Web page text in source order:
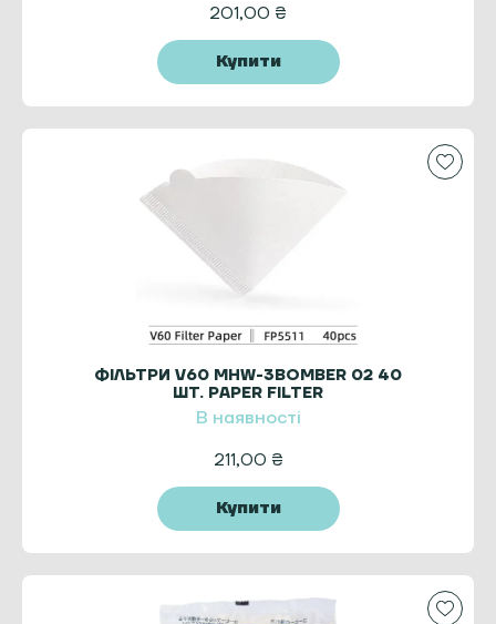
201,00 ₴
Купити
ФІЛЬТРИ V60 MHW-3BOMBER 02 40
ШТ. PAPER FILTER
В наявності
211,00 ₴
Купити